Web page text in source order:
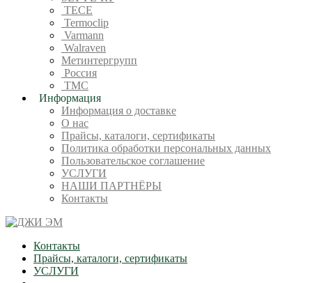
TECE
Termoclip
Varmann
Walraven
Метинтергрупп
Россия
ТМС
Информация
Информация о доставке
О нас
Прайсы, каталоги, сертификаты
Политика обработки персональных данных
Пользовательское соглашение
УСЛУГИ
НАШИ ПАРТНЁРЫ
Контакты
Контакты
Прайсы, каталоги, сертификаты
УСЛУГИ